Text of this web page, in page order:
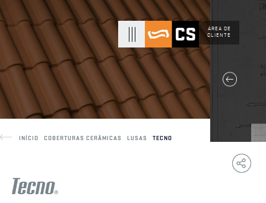
ÁREA DE
CLIENTE
INÍCIO COBERTURAS CERÂMICAS LUSAS TECNO
Copy
Link